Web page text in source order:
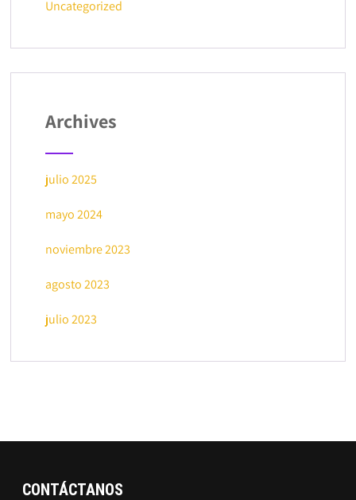
Uncategorized
Archives
julio 2025
mayo 2024
noviembre 2023
agosto 2023
julio 2023
CONTÁCTANOS